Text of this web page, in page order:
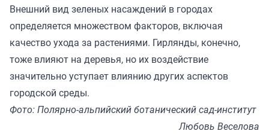
Внешний вид зеленых насаждений в городах
определяется множеством факторов, включая
качество ухода за растениями. Гирлянды, конечно,
тоже влияют на деревья, но их воздействие
значительно уступает влиянию других аспектов
городской среды.
Фото: Полярно-альпийский ботанический сад-институт
Любовь Веселова